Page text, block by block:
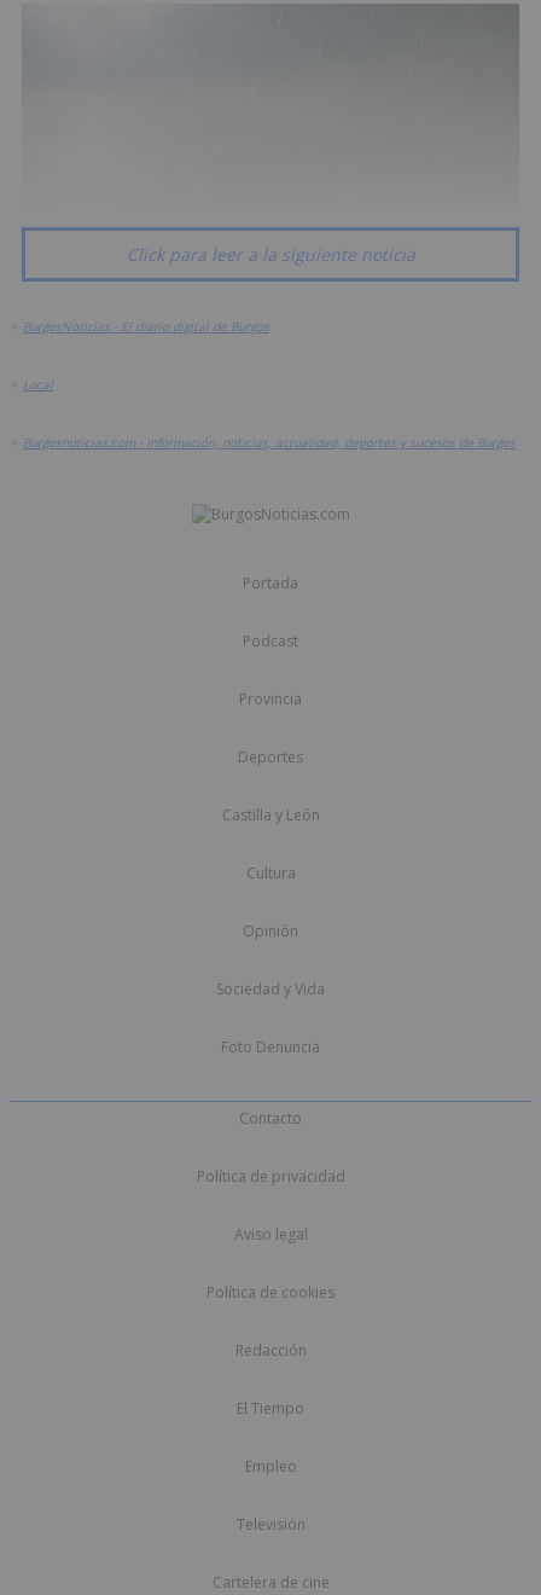
Click para leer a la siguiente noticia
> BurgosNoticias - El diario digital de Burgos
> Local
> Burgosnoticias.com - Información, noticias, actualidad, deportes y sucesos de Burgos
Portada
Podcast
Provincia
Deportes
Castilla y León
Cultura
Opinión
Sociedad y Vida
Foto Denuncia
Contacto
Política de privacidad
Aviso legal
Política de cookies
Redacción
El Tiempo
Empleo
Televisión
Cartelera de cine